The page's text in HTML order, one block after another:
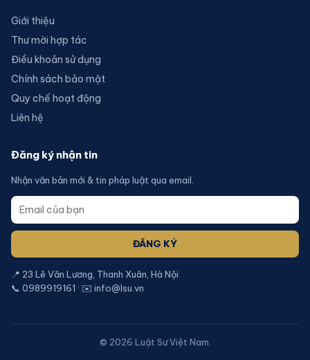
Giới thiệu
Thư mời hợp tác
Điều khoản sử dụng
Chính sách bảo mật
Quy chế hoạt động
Liên hệ
Đăng ký nhận tin
Nhận văn bản mới & tin pháp luật qua email.
ĐĂNG KÝ
📍 23 Lê Văn Lương, Thanh Xuân, Hà Nội
📞 0989919161 · ✉️ info@lsu.vn
© 2026 Luật Sư Việt Nam.